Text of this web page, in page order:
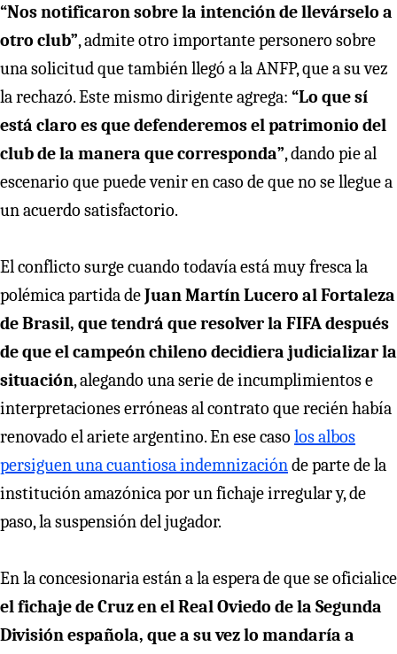
“Nos notificaron sobre la intención de llevárselo a
otro club”, admite otro importante personero sobre
una solicitud que también llegó a la ANFP, que a su vez
la rechazó. Este mismo dirigente agrega: “Lo que sí
está claro es que defenderemos el patrimonio del
club de la manera que corresponda”, dando pie al
escenario que puede venir en caso de que no se llegue a
un acuerdo satisfactorio.
El conflicto surge cuando todavía está muy fresca la
polémica partida deJuan Martín Lucero al Fortaleza
de Brasil, que tendrá que resolver la FIFA después
de que el campeón chileno decidiera judicializar la
situación, alegando una serie de incumplimientos e
interpretaciones erróneas al contrato que recién había
renovado el ariete argentino. En ese caso los albos
persiguen una cuantiosa indemnizaciónde parte de la
institución amazónica por un fichaje irregular y, de
paso, la suspensión del jugador.
En la concesionaria están a la espera de que se oficialice
el fichaje de Cruz en el Real Oviedo de la Segunda
División española, que a su vez lo mandaría a